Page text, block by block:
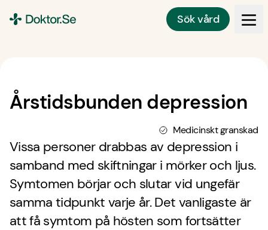
Sök vård
Årstidsbunden depression
Medicinskt granskad
Vissa personer drabbas av depression i
samband med skiftningar i mörker och ljus.
Symtomen börjar och slutar vid ungefär
samma tidpunkt varje år. Det vanligaste är
att få symtom på hösten som fortsätter